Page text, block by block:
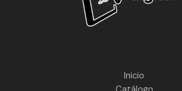
Inicio